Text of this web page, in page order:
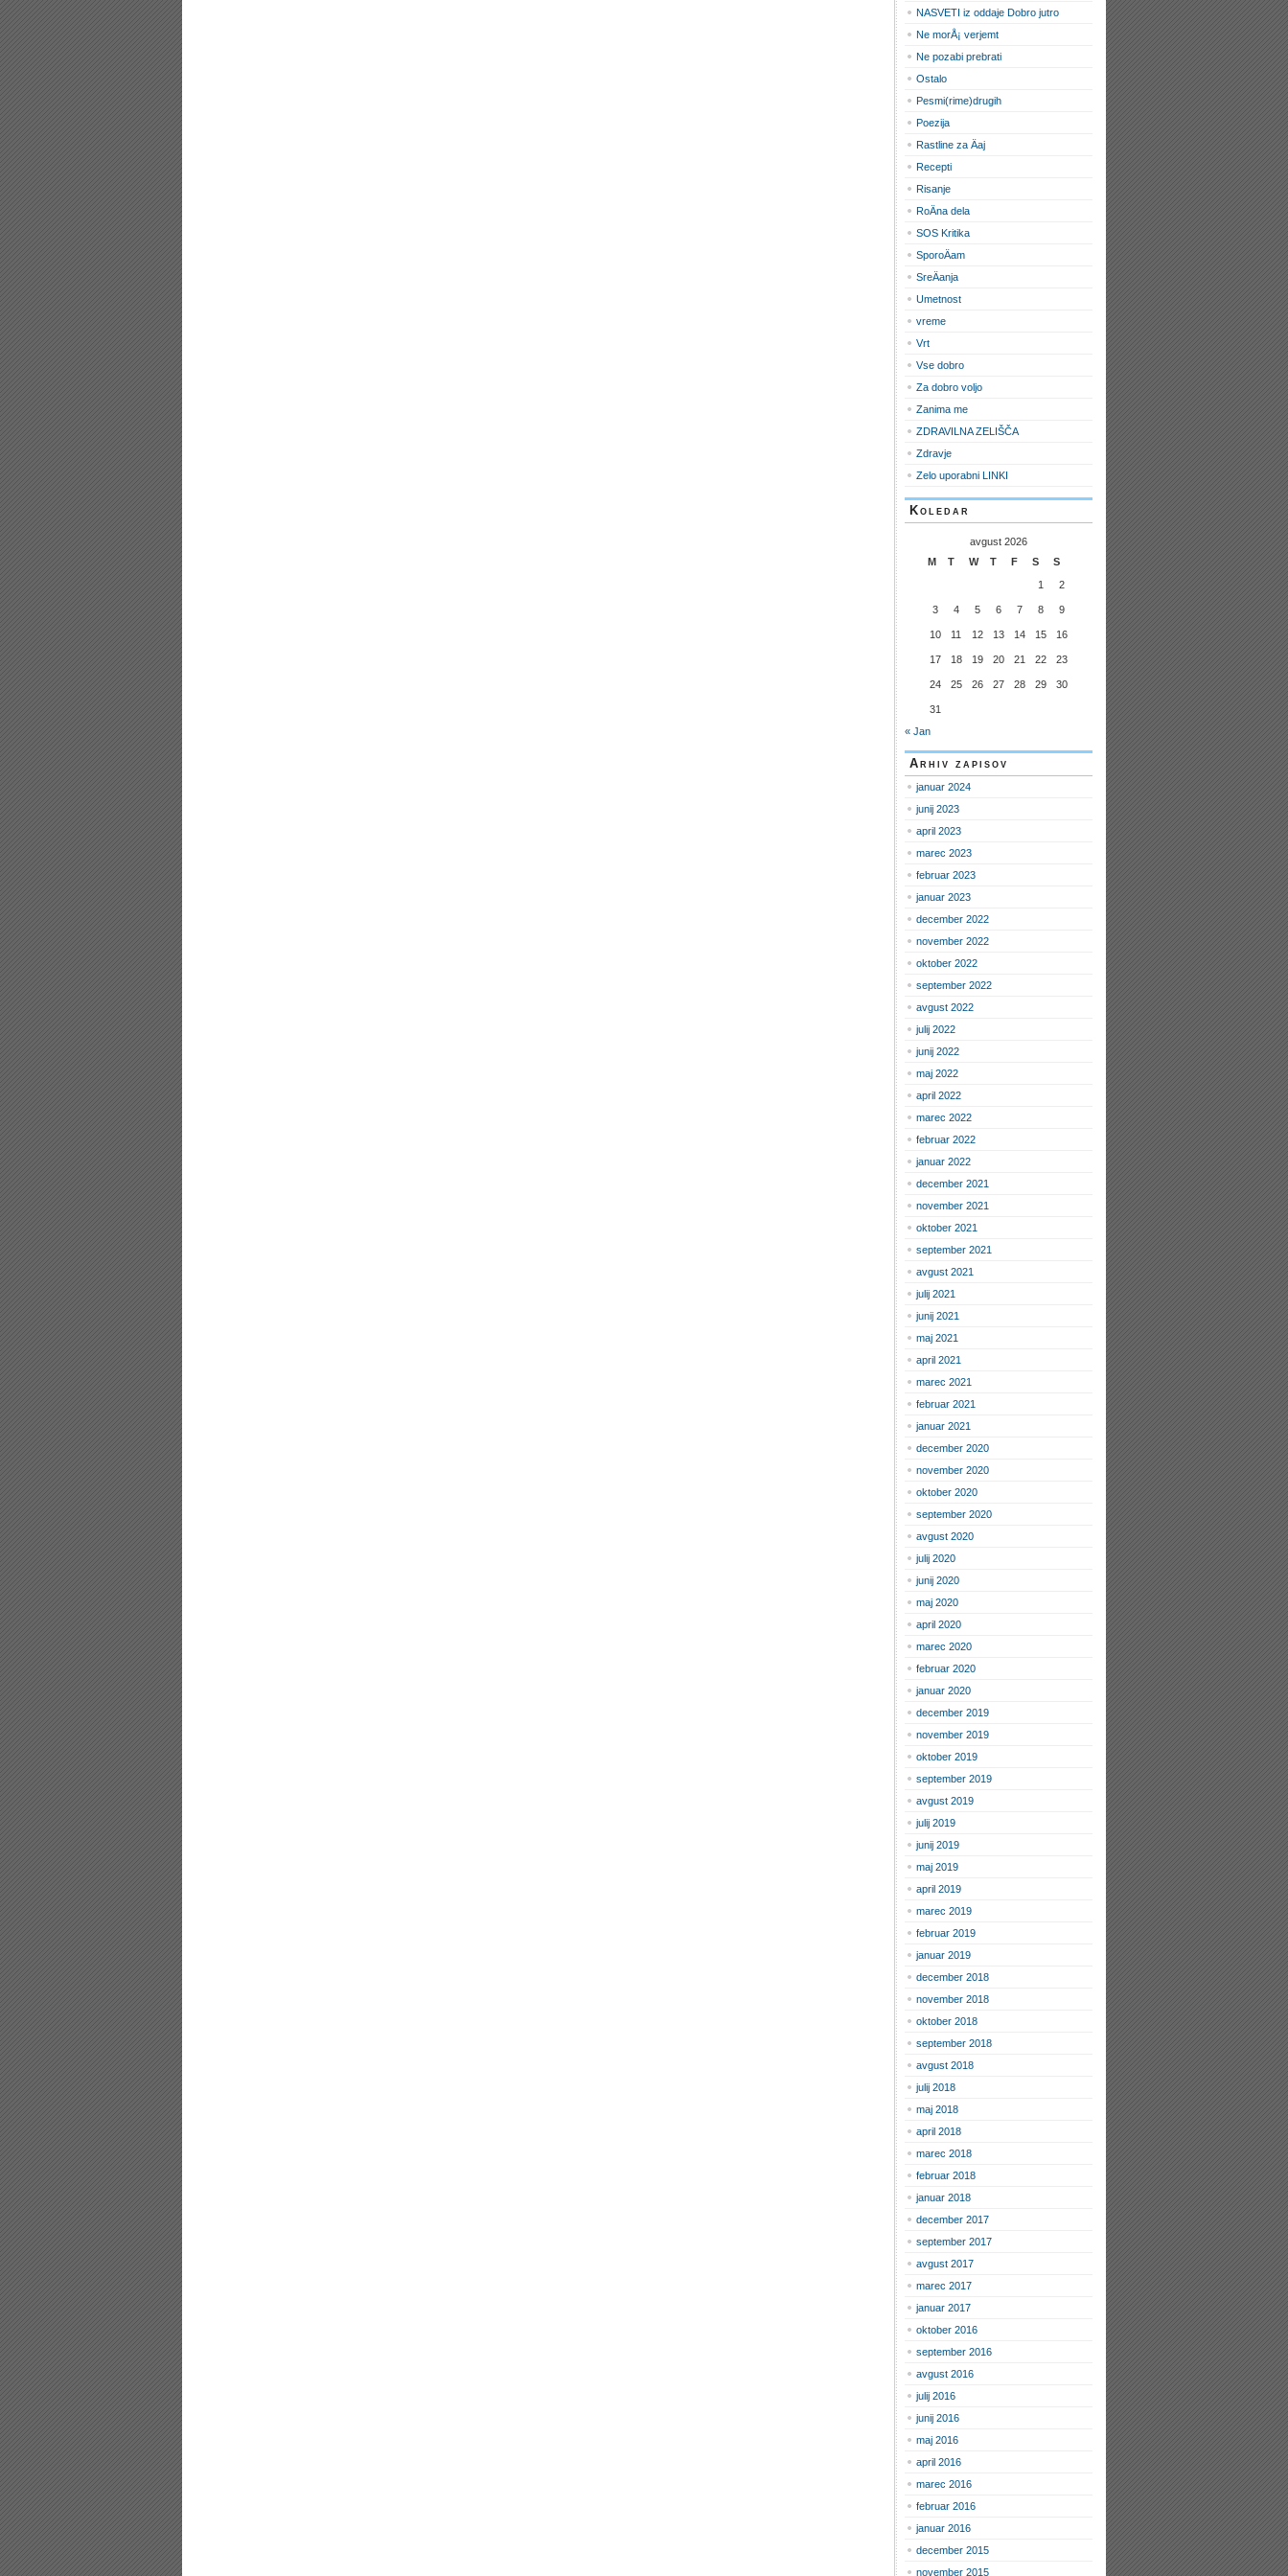
NASVETI iz oddaje Dobro jutro
Ne morÅ¡ verjemt
Ne pozabi prebrati
Ostalo
Pesmi(rime)drugih
Poezija
Rastline za Äaj
Recepti
Risanje
RoÄna dela
SOS Kritika
SporoÄam
SreÄanja
Umetnost
vreme
Vrt
Vse dobro
Za dobro voljo
Zanima me
ZDRAVILNA ZELIŠČA
Zdravje
Zelo uporabni LINKI
Koledar
avgust 2026
M
T W T F S
S
1
2
3 4 5 6 7 8 9
10 11 12 13 14 15 16
17 18 19 20 21 22 23
24 25 26 27 28 29 30
31
« Jan
Arhiv zapisov
januar 2024
junij 2023
april 2023
marec 2023
februar 2023
januar 2023
december 2022
november 2022
oktober 2022
september 2022
avgust 2022
julij 2022
junij 2022
maj 2022
april 2022
marec 2022
februar 2022
januar 2022
december 2021
november 2021
oktober 2021
september 2021
avgust 2021
julij 2021
junij 2021
maj 2021
april 2021
marec 2021
februar 2021
januar 2021
december 2020
november 2020
oktober 2020
september 2020
avgust 2020
julij 2020
junij 2020
maj 2020
april 2020
marec 2020
februar 2020
januar 2020
december 2019
november 2019
oktober 2019
september 2019
avgust 2019
julij 2019
junij 2019
maj 2019
april 2019
marec 2019
februar 2019
januar 2019
december 2018
november 2018
oktober 2018
september 2018
avgust 2018
julij 2018
maj 2018
april 2018
marec 2018
februar 2018
januar 2018
december 2017
september 2017
avgust 2017
marec 2017
januar 2017
oktober 2016
september 2016
avgust 2016
julij 2016
junij 2016
maj 2016
april 2016
marec 2016
februar 2016
januar 2016
december 2015
november 2015